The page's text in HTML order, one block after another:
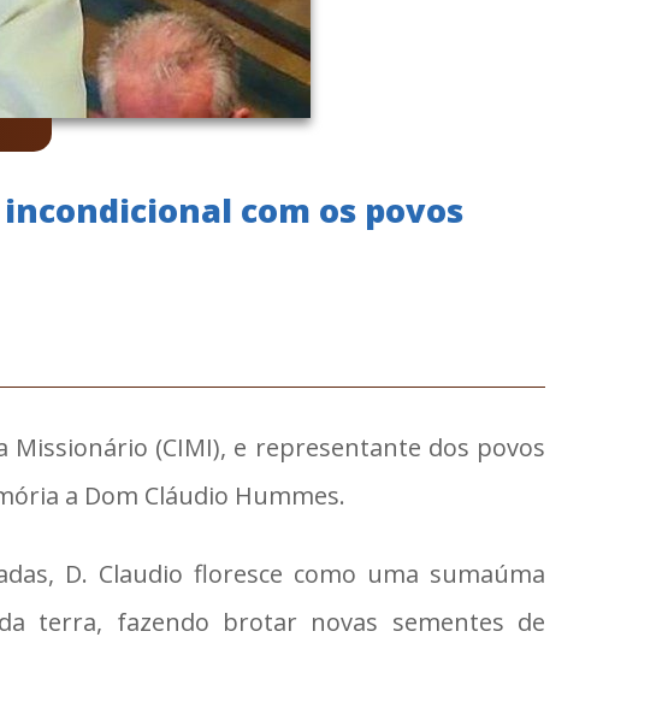
com os povos
(CIMI), e representante dos povos
a Dom Cláudio Hummes.
D. Claudio floresce como uma sumaúma
terra, fazendo brotar novas sementes de